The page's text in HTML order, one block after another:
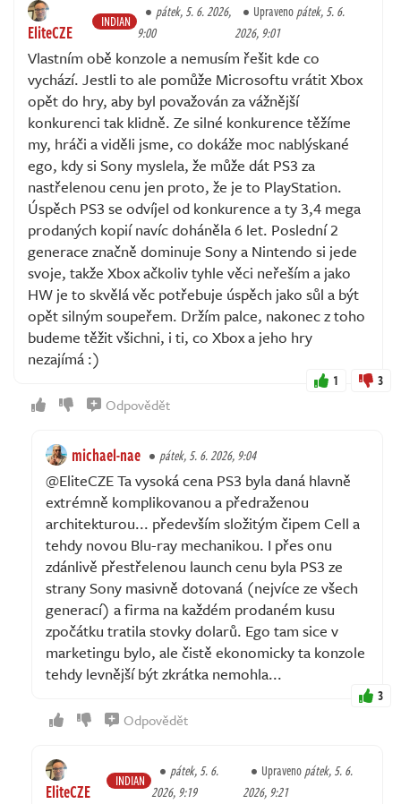
EliteCZE INDIAN
pátek, 5. 6. 2026,
9:00
Upravenopátek, 5. 6.
2026, 9:01
Vlastním obě konzole a nemusím řešit kde co
vychází. Jestli to ale pomůže Microsoftu vrátit Xbox
opět do hry, aby byl považován za vážnější
konkurenci tak klidně. Ze silné konkurence těžíme
my, hráči a viděli jsme, co dokáže moc nablýskané
ego, kdy si Sony myslela, že může dát PS3 za
nastřelenou cenu jen proto, že je to PlayStation.
Úspěch PS3 se odvíjel od konkurence a ty 3,4 mega
prodaných kopií navíc doháněla 6 let. Poslední 2
generace značně dominuje Sony a Nintendo si jede
svoje, takže Xbox ačkoliv tyhle věci neřeším a jako
HW je to skvělá věc potřebuje úspěch jako sůl a být
opět silným soupeřem. Držím palce, nakonec z toho
budeme těžit všichni, i ti, co Xbox a jeho hry
nezajímá :)
1 3
Odpovědět
michael-nae pátek, 5. 6. 2026, 9:04
@EliteCZE Ta vysoká cena PS3 byla daná hlavně
extrémně komplikovanou a předraženou
architekturou... především složitým čipem Cell a
tehdy novou Blu-ray mechanikou. I přes onu
zdánlivě přestřelenou launch cenu byla PS3 ze
strany Sony masivně dotovaná (nejvíce ze všech
generací) a firma na každém prodaném kusu
zpočátku tratila stovky dolarů. Ego tam sice v
marketingu bylo, ale čistě ekonomicky ta konzole
tehdy levnější být zkrátka nemohla...
3
Odpovědět
EliteCZE INDIAN
pátek, 5. 6.
2026, 9:19
Upravenopátek, 5. 6.
2026, 9:21